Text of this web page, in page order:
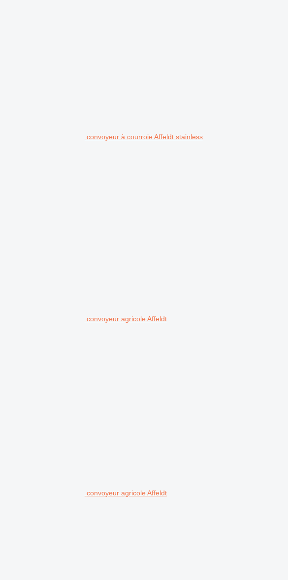
convoyeur à courroie Affeldt stainless
convoyeur agricole Affeldt
convoyeur agricole Affeldt